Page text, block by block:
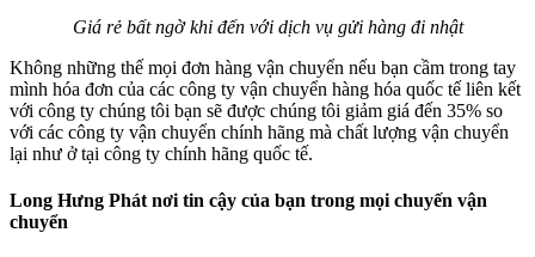
Giá rẻ bất ngờ khi đến với dịch vụ gửi hàng đi nhật
Không những thế mọi đơn hàng vận chuyển nếu bạn cầm trong tay
mình hóa đơn của các công ty vận chuyển hàng hóa quốc tế liên kết
với công ty chúng tôi bạn sẽ được chúng tôi giảm giá đến 35% so
với các công ty vận chuyển chính hãng mà chất lượng vận chuyển
lại như ở tại công ty chính hãng quốc tế.
Long Hưng Phát nơi tin cậy của bạn trong mọi chuyến vận
chuyển